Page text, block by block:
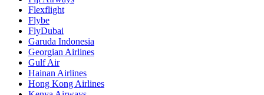
Flexflight
Flybe
FlyDubai
Garuda Indonesia
Georgian Airlines
Gulf Air
Hainan Airlines
Hong Kong Airlines